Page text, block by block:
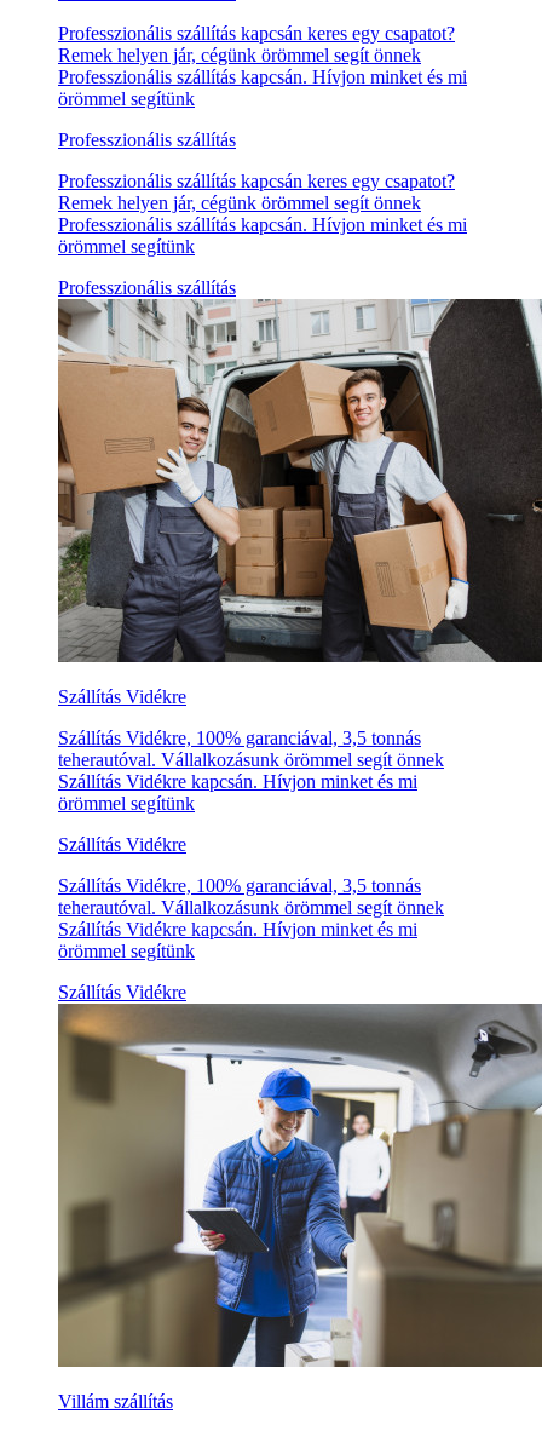
Professzionális szállítás kapcsán keres egy csapatot?
Remek helyen jár, cégünk örömmel segít önnek
Professzionális szállítás kapcsán. Hívjon minket és mi
örömmel segítünk
Professzionális szállítás
Professzionális szállítás kapcsán keres egy csapatot?
Remek helyen jár, cégünk örömmel segít önnek
Professzionális szállítás kapcsán. Hívjon minket és mi
örömmel segítünk
Professzionális szállítás
Szállítás Vidékre
Szállítás Vidékre, 100% garanciával, 3,5 tonnás
teherautóval. Vállalkozásunk örömmel segít önnek
Szállítás Vidékre kapcsán. Hívjon minket és mi
örömmel segítünk
Szállítás Vidékre
Szállítás Vidékre, 100% garanciával, 3,5 tonnás
teherautóval. Vállalkozásunk örömmel segít önnek
Szállítás Vidékre kapcsán. Hívjon minket és mi
örömmel segítünk
Szállítás Vidékre
Villám szállítás